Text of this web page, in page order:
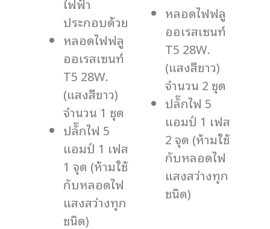
ประกอบด้วย
หลอดไฟฟลู
ออเรสเซนท์
T5 28W.
(แสงสีขาว)
จำนวน 1 ชุด
ปลั๊กไฟ 5
แอมป์ 1 เฟส
1 จุด (ห้ามใช้
กับหลอดไฟ
แสงสว่างทุก
ชนิด)
หลอดไฟฟลู
ออเรสเซนท์
T5 28W.
(แสงสีขาว)
จำนวน 2 ชุด
ปลั๊กไฟ 5
แอมป์ 1 เฟส
2 จุด (ห้ามใช้
กับหลอดไฟ
แสงสว่างทุก
ชนิด)